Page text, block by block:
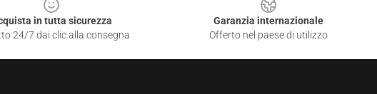
in tutta sicurezza
24/7 dai clic alla consegna
Garanzia internazionale
Offerto nel paese di utilizzo